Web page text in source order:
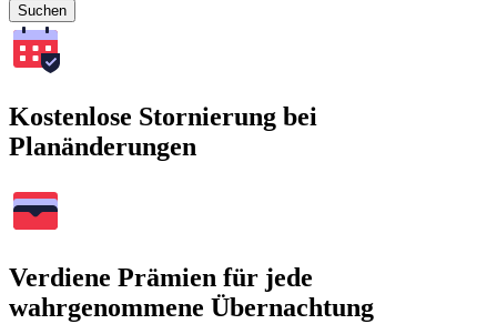
Suchen
Kostenlose Stornierung bei
Planänderungen
Verdiene Prämien für jede
wahrgenommene Übernachtung